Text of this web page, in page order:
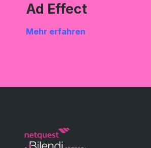
Ad Effect
Mehr erfahren